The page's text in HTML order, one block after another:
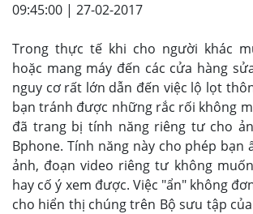
09:45:00 | 27-02-2017
Trong thực tế khi cho người khác
hoặc mang máy đến các cửa hàng
nguy cơ rất lớn dẫn đến việc lộ lọt
bạn tránh được những rắc rối không
đã trang bị tính năng riêng tư cho
Bphone. Tính năng này cho phép bạn
ảnh, đoạn video riêng tư không
hay cố ý xem được. Việc "ẩn" không
cho hiển thị chúng trên Bộ sưu tập